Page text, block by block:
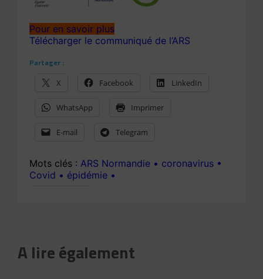
Pour en savoir plus
Télécharger le communiqué de l’ARS
Partager :
X Facebook LinkedIn
WhatsApp Imprimer
E-mail Telegram
ARS Normandie
coronavirus
Covid
épidémie
A lire également